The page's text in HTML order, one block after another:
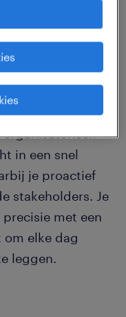
onmisbare
in een snel
je proactief
stakeholders. Je
met een
elke dag
leggen.